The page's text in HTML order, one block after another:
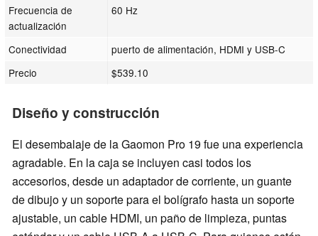
Frecuencia de
actualización
60 Hz
Conectividad
puerto de alimentación, HDMI y USB-C
Precio
$539.10
Diseño y construcción
El desembalaje de la Gaomon Pro 19 fue una experiencia
agradable. En la caja se incluyen casi todos los
accesorios, desde un adaptador de corriente, un guante
de dibujo y un soporte para el bolígrafo hasta un soporte
ajustable, un cable HDMI, un paño de limpieza, puntas